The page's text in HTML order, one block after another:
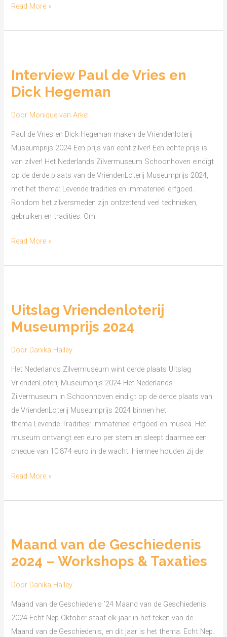
Read More »
Interview Paul de Vries en
Dick Hegeman
Door Monique van Arkel
Paul de Vries en Dick Hegeman maken de Vriendenloterij
Museumprijs 2024 Een prijs van echt zilver! Een echte prijs is
van zilver! Het Nederlands Zilvermuseum Schoonhoven eindigt
op de derde plaats van de VriendenLoterij Museumprijs 2024,
met het thema: Levende tradities en immaterieel erfgoed.
Rondom het zilversmeden zijn ontzettend veel technieken,
gebruiken en tradities. Om
de
Vries
Dick
Hegeman
Read More »
Uitslag Vriendenloterij
Museumprijs 2024
Door Danika Halley
Het Nederlands Zilvermuseum wint derde plaats Uitslag
VriendenLoterij Museumprijs 2024 Het Nederlands
Zilvermuseum in Schoonhoven eindigt op de derde plaats van
de VriendenLoterij Museumprijs 2024 binnen het
thema Levende Tradities: immaterieel erfgoed en musea. Het
museum ontvangt een euro per stem en sleept daarmee een
cheque van 10.874 euro in de wacht. Hiermee houden zij de
Museumprijs
2024
Read More »
Maand van de Geschiedenis
2024 – Workshops & Taxaties
Door Danika Halley
Maand van de Geschiedenis ’24 Maand van de Geschiedenis
2024 Echt Nep Oktober staat elk jaar in het teken van de
Maand van de Geschiedenis, en dit jaar is het thema: Echt Nep.
de
Geschiedenis
–
Workshops
&
Taxaties